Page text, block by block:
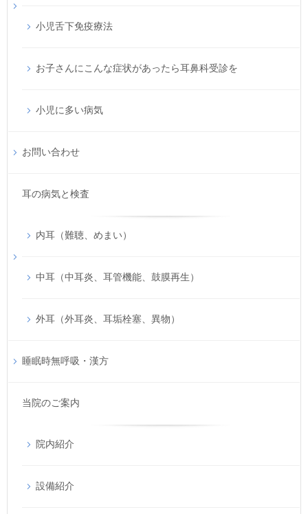
小児舌下免疫療法
お子さんにこんな症状があったら耳鼻科受診を
小児に多い病気
お問い合わせ
耳の病気と検査
内耳（難聴、めまい）
中耳（中耳炎、耳管機能、鼓膜再生）
外耳（外耳炎、耳垢栓塞、異物）
睡眠時無呼吸・漢方
当院のご案内
院内紹介
設備紹介